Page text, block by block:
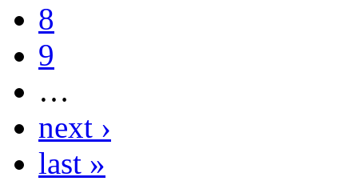
8
9
…
next ›
last »